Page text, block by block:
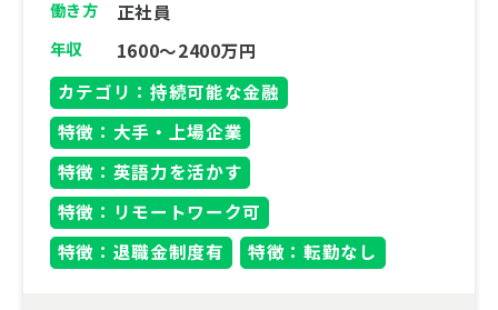
働き方 正社員
年収
1600～2400万円
カテゴリ：持続可能な金融
特徴：大手・上場企業
特徴：英語力を活かす
特徴：リモートワーク可
特徴：退職金制度有
特徴：転勤なし